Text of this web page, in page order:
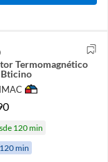
Termomagnético
120 min
min